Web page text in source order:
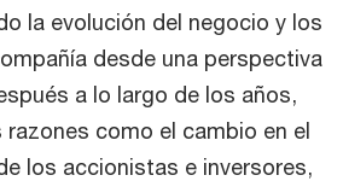
la evolución del negocio y los
desde una perspectiva
a lo largo de los años,
como el cambio en el
los accionistas e inversores,